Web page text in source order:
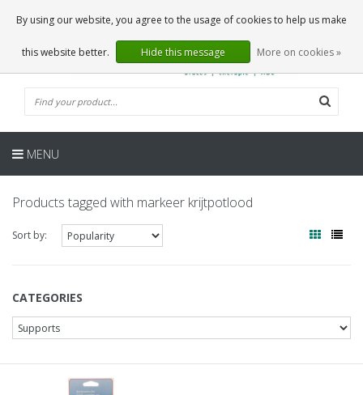
0 Articles
EN
MENU
Products tagged with markeer krijtpotlood
Sort by:
CATEGORIES
By using our website, you agree to the usage of cookies to help us make
this website better. Hide this message More on cookies »